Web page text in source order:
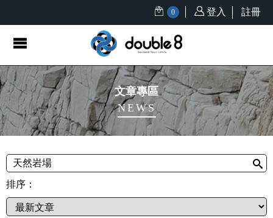
0 登入 註冊
文章專區
NEWS
排序：